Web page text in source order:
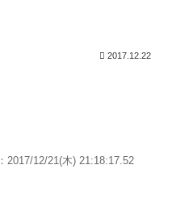
2017.12.22
：2017/12/21(木) 21:18:17.52